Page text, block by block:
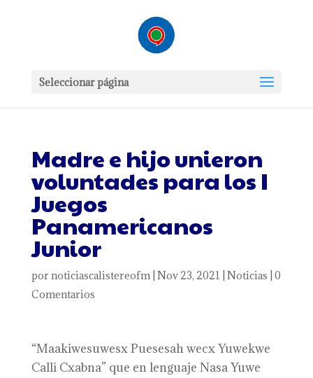
Seleccionar página
Madre e hijo unieron
voluntades para los I
Juegos
Panamericanos
Junior
por noticiascalistereofm| Nov 23, 2021 Noticias 0
Comentarios
“Maakiwesuwesx Puesesah wecx Yuwekwe
Calli Cxabna” que en lenguaje Nasa Yuwe